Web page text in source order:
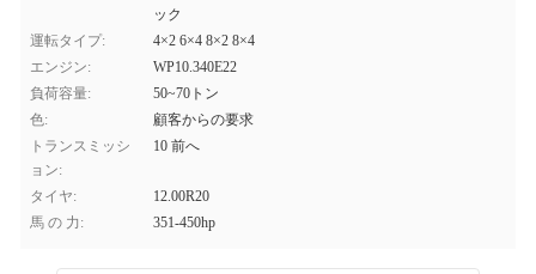
ック
運転タイプ:
4×2 6×4 8×2 8×4
エンジン:
WP10.340E22
負荷容量:
50~70トン
色:
顧客からの要求
トランスミッシ
ョン:
10 前へ
タイヤ:
12.00R20
馬 の 力:
351-450hp